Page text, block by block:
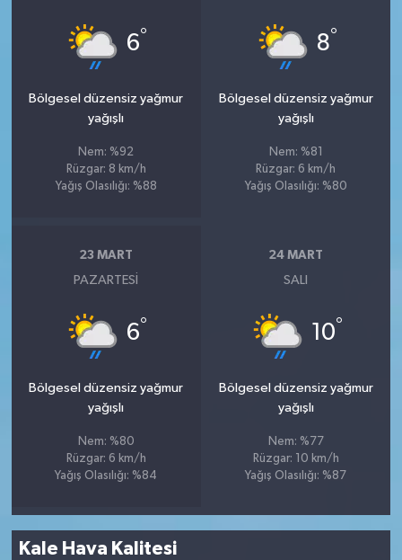
6°
Bölgesel düzensiz yağmur
yağışlı
Nem: %92
Rüzgar: 8 km/h
Yağış Olasılığı: %88
8°
Bölgesel düzensiz yağmur
yağışlı
Nem: %81
Rüzgar: 6 km/h
Yağış Olasılığı: %80
23 MART
PAZARTESI
6°
Bölgesel düzensiz yağmur
yağışlı
Nem: %80
Rüzgar: 6 km/h
Yağış Olasılığı: %84
24 MART
SALI
10°
Bölgesel düzensiz yağmur
yağışlı
Nem: %77
Rüzgar: 10 km/h
Yağış Olasılığı: %87
Kale Hava Kalitesi